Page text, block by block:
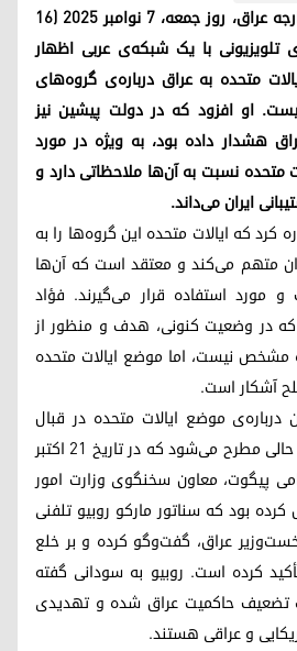
فؤاد حسین، وزیر امور خارجه عراق، روز جمعه، ۷ نوامبر ۲۰۲۵ (۱۶
تلویزیونی با یک شبکه‌ی عربی اظهار
متحده به عراق درباره‌ی گروه‌های
او افزود که در دولت پیشین نیز
هشدار داده بود، به ویژه در مورد
متحده نسبت به آن‌ها ملاحظاتی دارد و
ایران می‌داند.
کرد که ایالات متحده این گروه‌ها را به
متهم می‌کند و معتقد است که آن‌ها
استفاده قرار می‌گیرند. فؤاد
در وضعیت کنونی، هدف و منظور از
مشخص نیست، اما موضع ایالات متحده
آشکار است.
موضع ایالات متحده در قبال
گروه‌های مسلح عراق در حالی مطرح می‌شود که در تاریخ ۲۱ اکتبر
مهر ۱۴۰۴)، تامی پیگوت، معاون سخنگوی وزارت امور
بود که سناتور مارکو روبیو تلفنی
عراق، گفت‌وگو کرده و بر خلع
کرده است. روبیو به سودانی گفته
تضعیف حاکمیت عراق شده و تهدیدی
و عراقی هستند.